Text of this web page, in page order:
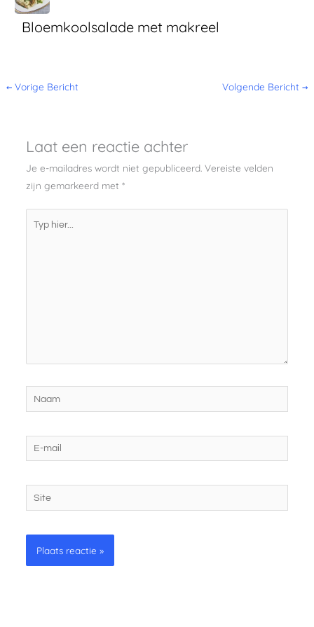
Bloemkoolsalade met makreel
← Vorige Bericht Volgende Bericht →
Laat een reactie achter
Je e-mailadres wordt niet gepubliceerd. Vereiste velden
zijn gemarkeerd met *
Naam
mail
Site